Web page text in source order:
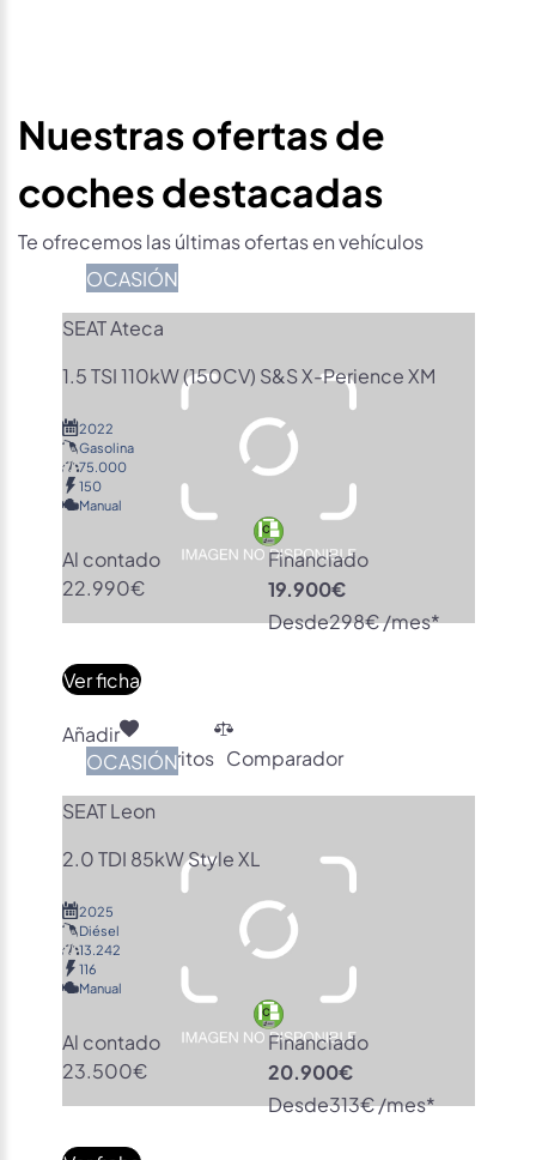
Nuestras ofertas de
coches destacadas
Te ofrecemos las últimas ofertas en vehículos
OCASIÓN
SEAT Ateca
1.5 TSI 110kW (150CV) S&S X-Perience XM
2022
Gasolina
75.000
150
Manual
Al contado
22.990€
Financiado
19.900€
Desde298€ /mes*
Ver ficha
Añadir
Favoritos Comparador
OCASIÓN
SEAT Leon
2.0 TDI 85kW Style XL
2025
Diésel
13.242
116
Manual
Al contado
23.500€
Financiado
20.900€
Desde313€ /mes*